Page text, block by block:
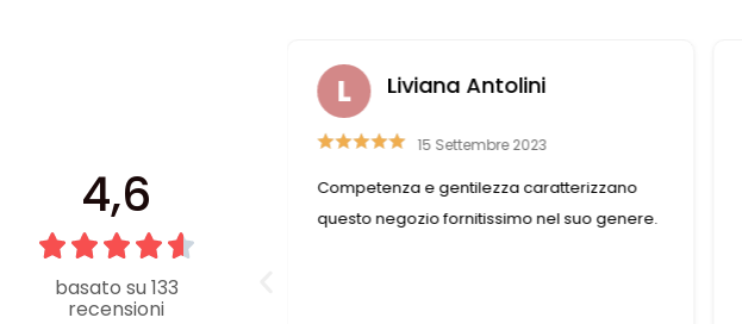
4,6
basato su 133
recensioni
e disponibile, trovo
cui ho bisogno
Liviana Antolini
15 Settembre 2023
Competenza e gentilezza caratterizzano
questo negozio fornitissimo nel suo genere.